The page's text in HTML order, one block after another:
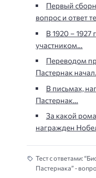
Первый
вопрос и ответ
В 1920 – 1927
участником…
Переводом
Пастернак
В письмах,
Пастернак…
За какой
награжден
Тест с ответами:
Пастернака” -